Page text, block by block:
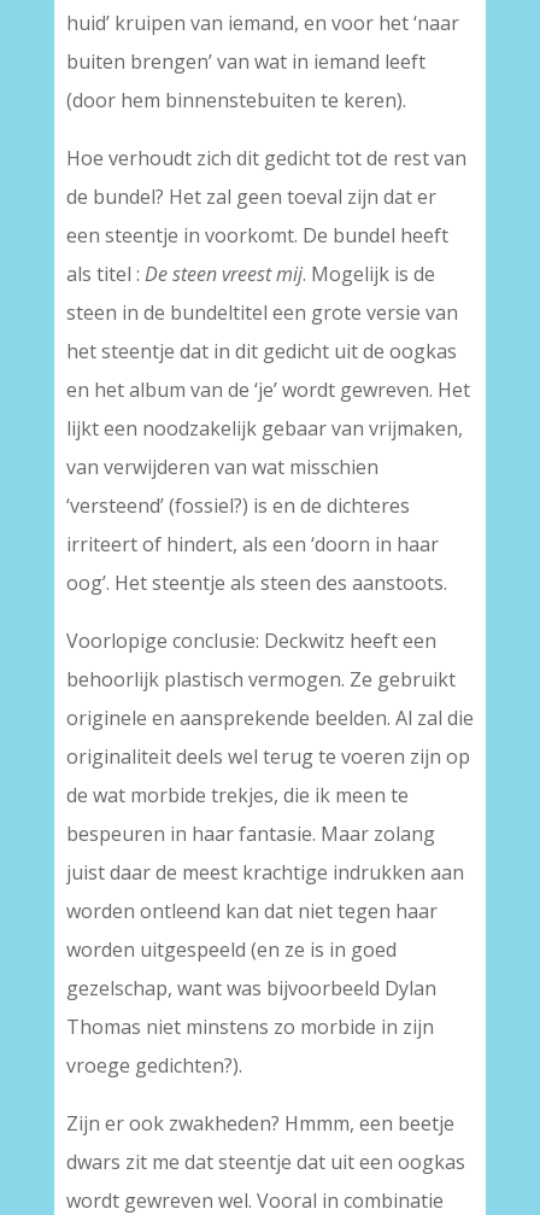
huid’ kruipen van iemand, en voor het ‘naar
buiten brengen’ van wat in iemand leeft
(door hem binnenstebuiten te keren).
Hoe verhoudt zich dit gedicht tot de rest van
de bundel? Het zal geen toeval zijn dat er
een steentje in voorkomt. De bundel heeft
als titel : De steen vreest mij. Mogelijk is de
steen in de bundeltitel een grote versie van
het steentje dat in dit gedicht uit de oogkas
en het album van de ‘je’ wordt gewreven. Het
lijkt een noodzakelijk gebaar van vrijmaken,
van verwijderen van wat misschien
‘versteend’ (fossiel?) is en de dichteres
irriteert of hindert, als een ‘doorn in haar
oog’. Het steentje als steen des aanstoots.
Voorlopige conclusie: Deckwitz heeft een
behoorlijk plastisch vermogen. Ze gebruikt
originele en aansprekende beelden. Al zal die
originaliteit deels wel terug te voeren zijn op
de wat morbide trekjes, die ik meen te
bespeuren in haar fantasie. Maar zolang
juist daar de meest krachtige indrukken aan
worden ontleend kan dat niet tegen haar
worden uitgespeeld (en ze is in goed
gezelschap, want was bijvoorbeeld Dylan
Thomas niet minstens zo morbide in zijn
vroege gedichten?).
Zijn er ook zwakheden? Hmmm, een beetje
dwars zit me dat steentje dat uit een oogkas
wordt gewreven wel. Vooral in combinatie